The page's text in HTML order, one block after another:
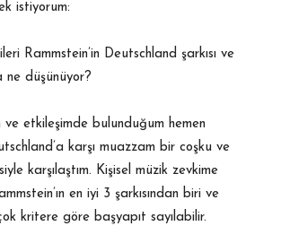
istiyorum:
Rammstein’in Deutschland şarkısı ve
ne düşünüyor?
etkileşimde bulunduğum hemen
karşı muazzam bir coşku ve
karşılaştım. Kişisel müzik zevkime
en iyi 3 şarkısından biri ve
kritere göre başyapıt sayılabilir.